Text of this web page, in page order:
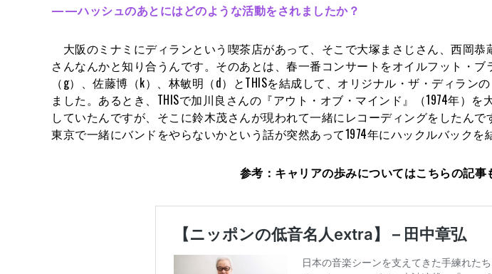
——ハッシュのあとにはどのような活動をされましたか？
大阪のミナミにディランという喫茶店があって、そこで大塚まさじさん、西岡
さんなんかと知り合うんです。そのあとは、春一番コンサートをオイルフット・
（g）、佐藤博（k）、林敏明（d）とTHISを結成して、オリジナル・ザ・ディラン
ました。あるとき、THISで加川良さんの『アウト・オブ・マインド』（1974年）
していたんですが、そこに鈴木茂さんが現われて一緒にレコーディングをしたんで
東京で一緒にバンドをやらないかという話が突然あって1974年にハックルバックを
参考：キャリアの歩みについてはこちらの記事